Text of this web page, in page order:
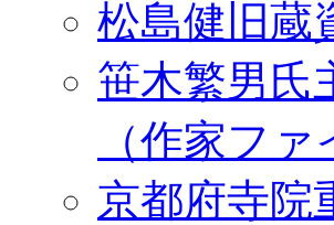
松島健旧蔵
笹木繁男氏
（作家ファ
京都府寺院